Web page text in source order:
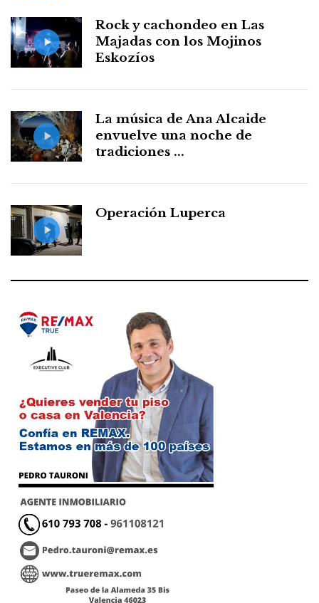
Rock y cachondeo en Las
Majadas con los Mojinos
Eskozíos
La música de Ana Alcaide
envuelve una noche de
tradiciones ...
Operación Luperca